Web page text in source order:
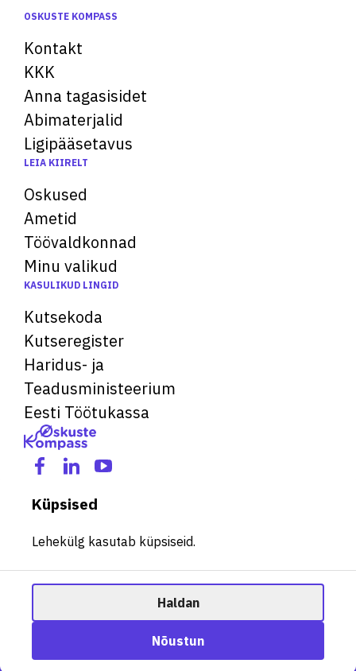
Ametisoovitaja
OSKUSTE KOMPASS
Kontakt
KKK
Anna tagasisidet
Abimaterjalid
Ligipääsetavus
LEIA KIIRELT
Oskused
Ametid
Töövaldkonnad
Minu valikud
KASULIKUD LINGID
Kutsekoda
Kutseregister
Haridus- ja
Teadusministeerium
Eesti Töötukassa
Küpsised
Lehekülg kasutab küpsiseid.
Haldan
Nõustun